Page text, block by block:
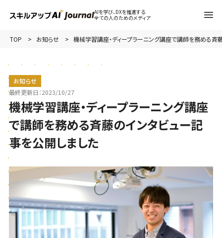
AIを学び、DXを推進する
全ての人のためのメディア
TOP お知らせ 機械学習講座・ディープラーニング講座で講師を務める斉
お知らせ
最終更新日：2023/10/27
機械学習講座・ディープラーニング講座
で講師を務める斉藤のインタビュー記
事を公開しました